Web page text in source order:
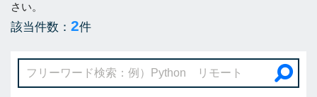
さい。
該当件数： 2件